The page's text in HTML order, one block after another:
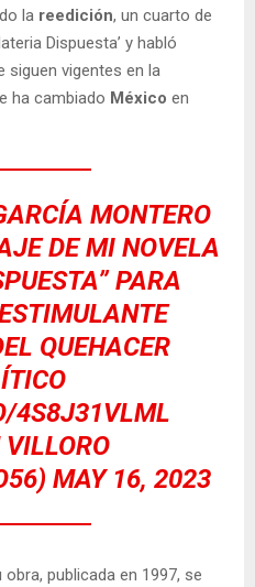
la reedición, un cuarto de
Dispuesta’ y habló
siguen vigentes en la
ha cambiado México en
MONTERO
DE MI NOVELA
PARA
QUEHACER
4S8J31VLML
MAY 16, 2023
publicada en 1997, se